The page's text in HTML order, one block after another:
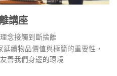
講座
念接觸到斷捨離
續物品價值與極簡的重要性，
善我們身邊的環境